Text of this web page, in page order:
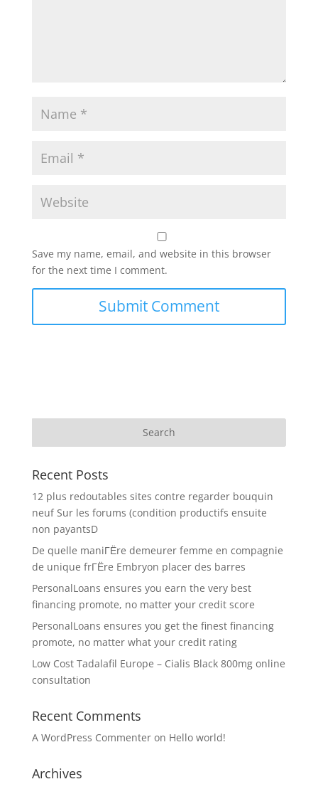
Save my name, email, and website in this browser
for the next time I comment.
Recent Posts
12 plus redoutables sites contre regarder bouquin
neuf Sur les forums (condition productifs ensuite
non payantsD
De quelle maniГЁre demeurer femme en compagnie
de unique frГЁre Embryon placer des barres
PersonalLoans ensures you earn the very best
financing promote, no matter your credit score
PersonalLoans ensures you get the finest financing
promote, no matter what your credit rating
Low Cost Tadalafil Europe – Cialis Black 800mg online
consultation
Recent Comments
A WordPress Commenteron Hello world!
Archives